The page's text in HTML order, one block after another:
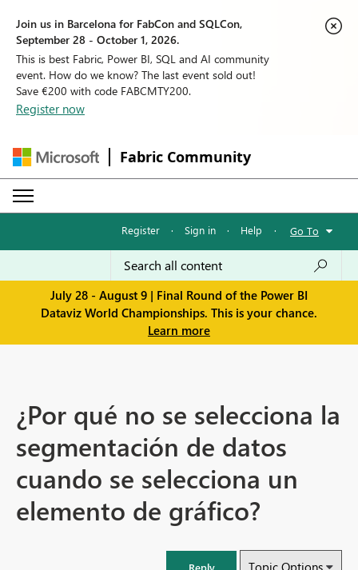
Join us in Barcelona for FabCon and SQLCon,
September 28 - October 1, 2026.
This is best Fabric, Power BI, SQL and AI community
event. How do we know? The last event sold out!
Save €200 with code FABCMTY200.
Register now
Fabric Community
Register · Sign in · Help · Go To
July 28 - August 9 | Final Round of the Power BI
Dataviz World Championships. This is your chance.
Learn more
¿Por qué no se selecciona la
segmentación de datos
cuando se selecciona un
elemento de gráfico?